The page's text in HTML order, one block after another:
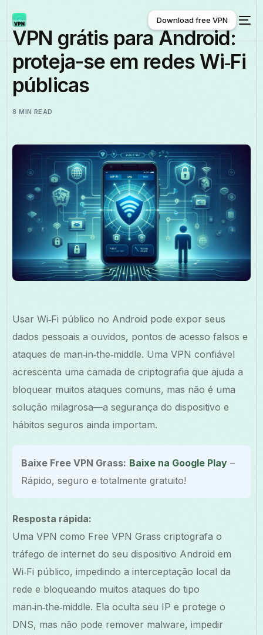
Português
Download free VPN
Download free VPN
VPN grátis para Android:
proteja-se em redes Wi‑Fi
públicas
8 MIN READ
Usar Wi‑Fi público no Android pode expor seus
dados pessoais a ouvidos, pontos de acesso falsos e
ataques de man‑in‑the‑middle. Uma VPN confiável
acrescenta uma camada de criptografia que ajuda a
bloquear muitos ataques comuns, mas não é uma
solução milagrosa—a segurança do dispositivo e
hábitos seguros ainda importam.
Baixe Free VPN Grass: Baixe na Google Play –
Rápido, seguro e totalmente gratuito!
Resposta rápida:
Uma VPN como Free VPN Grass criptografa o
tráfego de internet do seu dispositivo Android em
Wi‑Fi público, impedindo a interceptação local da
rede e bloqueando muitos ataques do tipo
man‑in‑the‑middle. Ela oculta seu IP e protege o
DNS, mas não pode remover malware, impedir